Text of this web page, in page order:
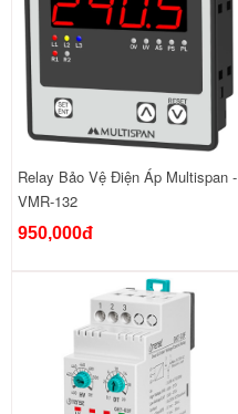
Relay Bảo Vệ Điện Áp Multispan -
VMR-132
950,000đ